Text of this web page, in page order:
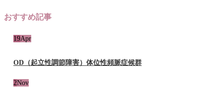
おすすめ記事
19Apr
OD（起立性調節障害）体位性頻脈症候群
2Nov